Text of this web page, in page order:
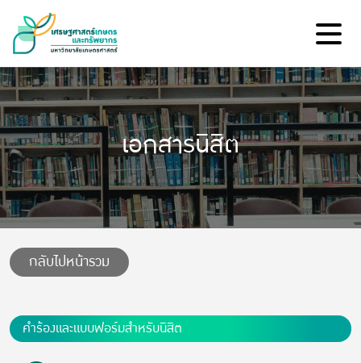
เอกสารนิสิต
กลับไปหน้ารวม
คำร้องและแบบฟอร์มสำหรับนิสิต